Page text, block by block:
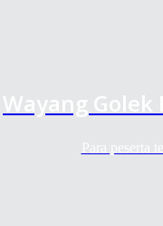
Wayang
Para peserta